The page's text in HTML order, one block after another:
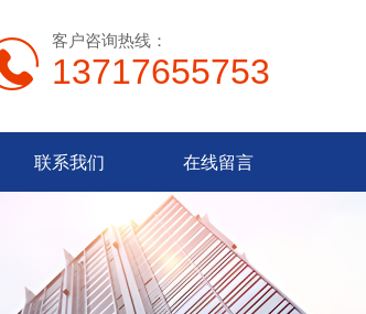
客户咨询热线：
13717655753
联系我们 在线留言